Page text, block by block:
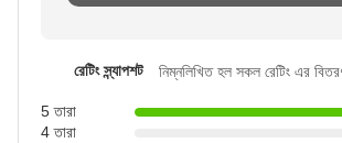
রেটিং স্ন্যাপশট নিম্নলিখিত হল সকল রেটিং এর
5 তারা
4 তারা